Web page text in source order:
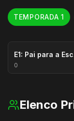
TEMPORADA 1
E1: Pai para a Escola
0
Elenco